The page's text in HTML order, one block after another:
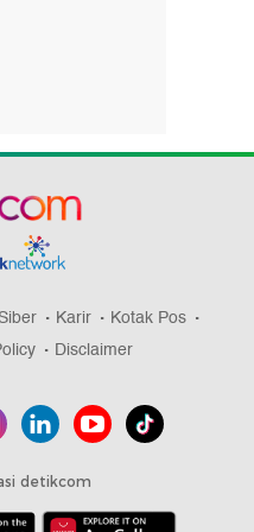
Karir
Kotak Pos
Disclaimer
detikcom